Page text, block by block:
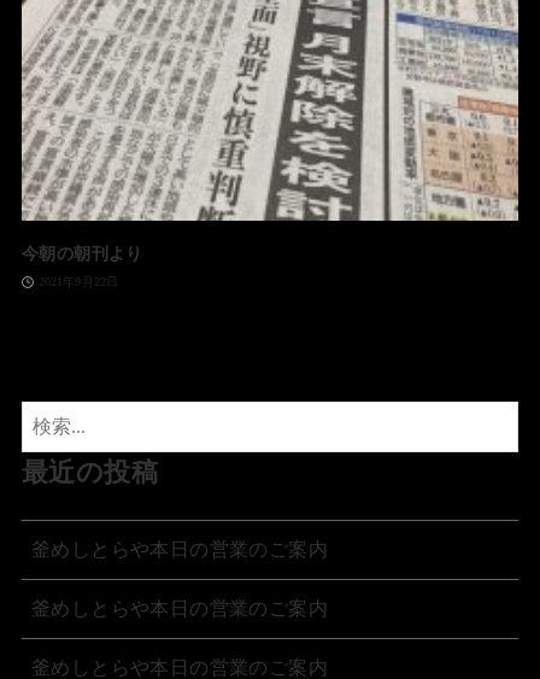
今朝の朝刊より
2021年9月22日
最近の投稿
釜めしとらや本日の営業のご案内
釜めしとらや本日の営業のご案内
釜めしとらや本日の営業のご案内